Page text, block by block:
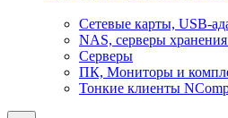
Сетевые карты, USB-
NAS, серверы
Серверы
ПК, Мониторы и
Тонкие клиенты